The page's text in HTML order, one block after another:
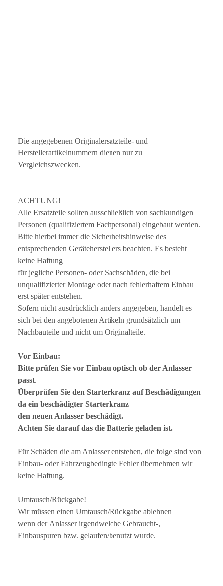
Die angegebenen Originalersatzteile- und
Herstellerartikelnummern dienen nur zu
Vergleichszwecken.
ACHTUNG!
Alle Ersatzteile sollten ausschließlich von sachkundigen
Personen (qualifiziertem Fachpersonal) eingebaut werden.
Bitte hierbei immer die Sicherheitshinweise des
entsprechenden Geräteherstellers beachten. Es besteht
keine Haftung
für jegliche Personen- oder Sachschäden, die bei
unqualifizierter Montage oder nach fehlerhaftem Einbau
erst später entstehen.
Sofern nicht ausdrücklich anders angegeben, handelt es
sich bei den angebotenen Artikeln grundsätzlich um
Nachbauteile und nicht um Originalteile.
Vor Einbau:
Bitte prüfen Sie vor Einbau optisch ob der Anlasser
passt.
Überprüfen Sie den Starterkranz auf Beschädigungen
da ein beschädigter Starterkranz
den neuen Anlasser beschädigt.
Achten Sie darauf das die Batterie geladen ist.
Für Schäden die am Anlasser entstehen, die folge sind von
Einbau- oder Fahrzeugbedingte Fehler übernehmen wir
keine Haftung.
Umtausch/Rückgabe!
Wir müssen einen Umtausch/Rückgabe ablehnen
wenn der Anlasser irgendwelche Gebraucht-,
Einbauspuren bzw. gelaufen/benutzt wurde.